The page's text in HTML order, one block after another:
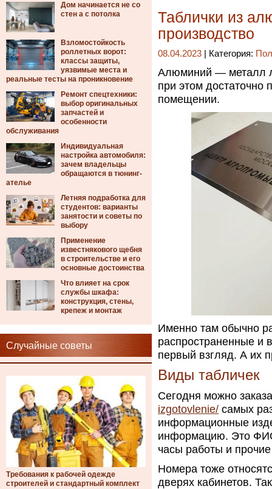
Дом начинается не со
стен а с потолка
Взломостойкость
роллетных ворот:
классы защиты,
уязвимые места и
реальные тесты на проникновение
Ремонт спецтехники:
выбор оригинальных
запчастей и
особенности
обслуживания
Индивидуальная
настройка автомобиля:
зачем владельцы
обращаются в тюнинг-
ателье
Летняя подработка для
студентов: варианты
занятости и советы по
выбору
Применение
известнякового щебня
в строительстве и его
основные достоинства
Что влияет на срок
службы шкафа:
конструкция, стены,
крепеж и монтаж
Случайные советы
Требования к рабочей одежде
строителей и стандартный комплект
Таблички из
производство
08.04.2023 | Категория:
Алюминий — металл
при этом достаточно
помещении.
Именно там обычно
распространенные и
первый взгляд. А их
Виды табличек
Сегодня можно
izgotovlenie/ самых
информационные
информацию. Это ФИО
часы работы и
Номера тоже
дверях кабинетов.